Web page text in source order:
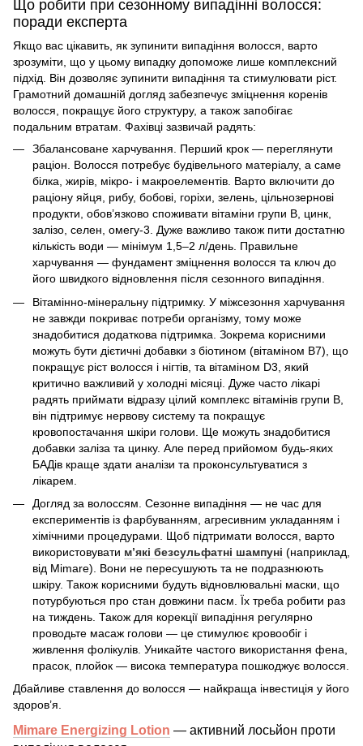
Що робити при сезонному випадінні волосся:
поради експерта
Якщо вас цікавить, як зупинити випадіння волосся, варто
зрозуміти, що у цьому випадку допоможе лише комплексний
підхід. Він дозволяє зупинити випадіння та стимулювати ріст.
Грамотний домашній догляд забезпечує зміцнення коренів
волосся, покращує його структуру, а також запобігає
подальним втратам. Фахівці зазвичай радять:
Збалансоване харчування. Перший крок — переглянути
раціон. Волосся потребує будівельного матеріалу, а саме
білка, жирів, мікро- і макроелементів. Варто включити до
раціону яйця, рибу, бобові, горіхи, зелень, цільнозернові
продукти, обов’язково споживати вітаміни групи B, цинк,
залізо, селен, омегу-3. Дуже важливо також пити достатню
кількість води — мінімум 1,5–2 л/день. Правильне
харчування — фундаментзміцнення волосся та ключ до
його швидкого відновлення після сезонного випадіння.
Вітамінно-мінеральну підтримку. У міжсезоння харчування
не завжди покриває потреби організму, тому може
знадобитися додаткова підтримка. Зокрема корисними
можуть бути дієтичні добавки з біотином (вітаміном В7), що
покращує ріст волосся і нігтів, та вітаміном D3, який
критично важливий у холодні місяці. Дуже часто лікарі
радять приймати відразу цілий комплекс вітамінів групи B,
він підтримує нервову систему та покращує
кровопостачання шкіри голови. Ще можуть знадобитися
добавки заліза та цинку. Але перед прийомом будь-яких
БАДів краще здати аналізи та проконсультуватися з
лікарем.
Догляд за волоссям . Сезонне випадіння — не час для
експериментів із фарбуванням, агресивним укладанням і
хімічними процедурами. Щоб підтримати волосся, варто
використовувати м’які безсульфатні шампуні (наприклад,
від Mimare). Вони не пересушують та не подразнюють
шкіру. Також корисними будуть відновлювальні маски, що
потурбуються про стан довжини пасм. Їх треба робити раз
на тиждень. Також для корекції випадіння регулярно
проводьте масаж голови — це стимулює кровообіг і
живлення фолікулів. Уникайте частого використання фена,
прасок, плойок — висока температура пошкоджує волосся.
Дбайливе ставлення до волосся — найкраща інвестиція у його
здоров’я.
Mimare Energizing Lotion — активний лосьйон проти